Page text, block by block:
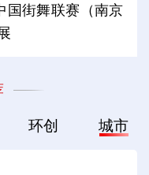
国街舞联赛（南京
环创 城市